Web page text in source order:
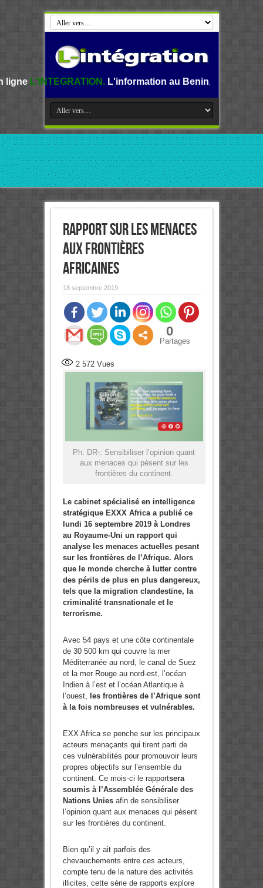
L'information au Benin, en Afrique et dans le
Rapport sur les menaces
aux frontières
africaines
18 septembre 2019
0
Partages
2 572Vues
Ph: DR-: Sensibiliser l’opinion quant
aux menaces qui pèsent sur les
frontières du continent.
Le cabinet spécialisé en intelligence
stratégique EXXX Africa a publié ce
lundi 16 septembre 2019 à Londres
au Royaume-Uni un rapport qui
analyse les menaces actuelles pesant
sur les frontières de l’Afrique. Alors
que le monde cherche à lutter contre
des périls de plus en plus dangereux,
tels que la migration clandestine, la
criminalité transnationale et le
terrorisme.
Avec 54 pays et une côte continentale
de 30 500 km qui couvre la mer
Méditerranée au nord, le canal de Suez
et la mer Rouge au nord-est, l’océan
Indien à l’est et l’océan Atlantique à
l’ouest,
les frontières de l’Afrique sont
à la fois nombreuses et vulnérables.
EXX Africa se penche sur les principaux
acteurs menaçants qui tirent parti de
ces vulnérabilités pour promouvoir leurs
propres objectifs sur l’ensemble du
continent. Ce mois-ci le rapportsera
soumis à l’Assemblée Générale des
Nations Uniesafin de sensibiliser
l’opinion quant aux menaces qui pèsent
sur les frontières du continent.
Bien qu’il y ait parfois des
chevauchements entre ces acteurs,
compte tenu de la nature des activités
illicites, cette série de rapports explore